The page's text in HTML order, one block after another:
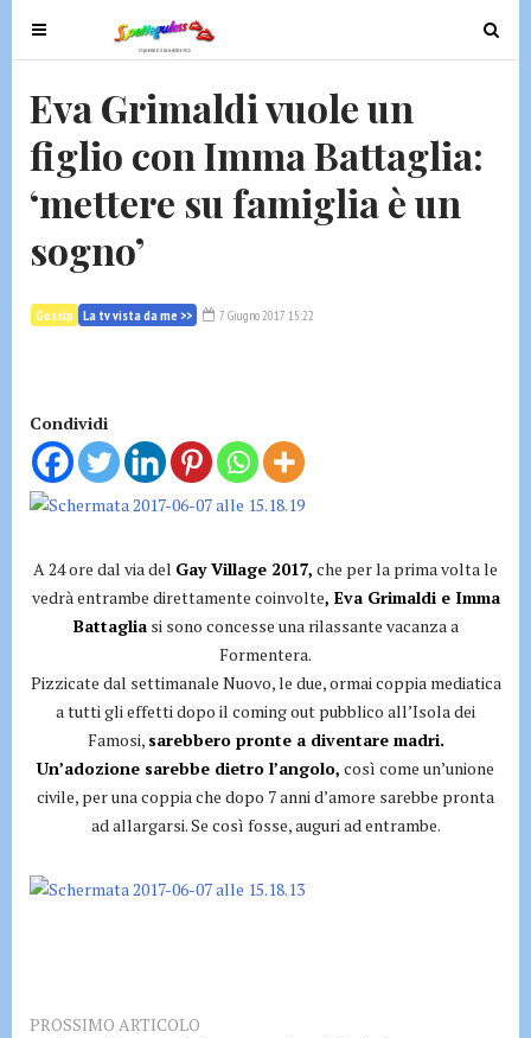
T
o
g
l
e
n
v
g
o
n
T
o
Eva Grimaldi vuole un
figlio con Imma Battaglia:
‘mettere su famiglia è un
sogno’
Gossip La tv vista da me >> 7 Giugno 2017 15:22
Condividi
A 24 ore dal via del Gay Village 2017, che per la prima volta le
vedrà entrambe direttamente coinvolte, Eva Grimaldi e Imma
Battagliasi sono concesse una rilassante vacanza a
Formentera.
Pizzicate dal settimanale Nuovo, le due, ormai coppia mediatica
a tutti gli effetti dopo il coming out pubblico all’Isola dei
Famosi, sarebbero pronte a diventare madri.
Un’adozione sarebbe dietro l’angolo, così come un’unione
civile, per una coppia che dopo 7 anni d’amore sarebbe pronta
ad allargarsi. Se così fosse, auguri ad entrambe.
PROSSIMO ARTICOLO